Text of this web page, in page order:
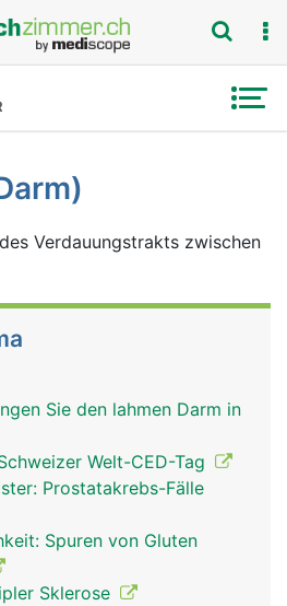
Verdauungstrakts zwischen
Sie den lahmen Darm in
Welt-CED-Tag
Prostatakrebs-Fälle
Spuren von Gluten
Sklerose